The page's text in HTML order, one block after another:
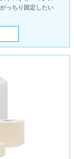
っちり固定したい